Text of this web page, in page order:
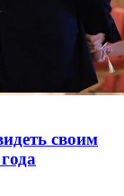
своим